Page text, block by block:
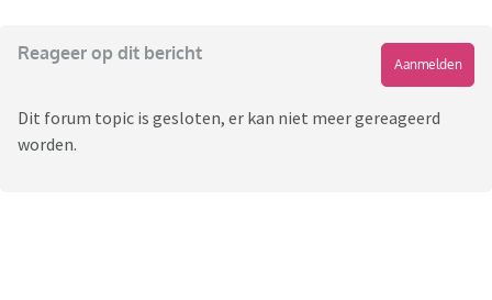
Reageer op dit bericht
Aanmelden
Dit forum topic is gesloten, er kan niet meer gereageerd
worden.